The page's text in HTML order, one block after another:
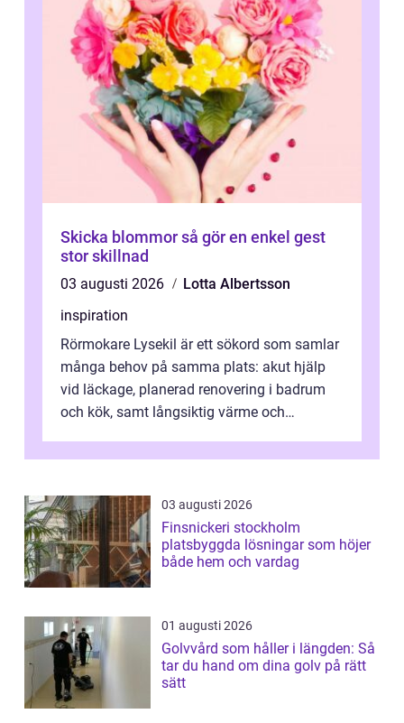
Skicka blommor så gör en enkel gest
stor skillnad
03 augusti 2026
Lotta Albertsson
inspiration
Rörmokare Lysekil är ett sökord som samlar
många behov på samma plats: akut hjälp
vid läckage, planerad renovering i badrum
och kök, samt långsiktig värme och
03 augusti 2026
Finsnickeri stockholm
platsbyggda lösningar som höjer
både hem och vardag
01 augusti 2026
Golvvård som håller i längden: Så
tar du hand om dina golv på rätt
sätt